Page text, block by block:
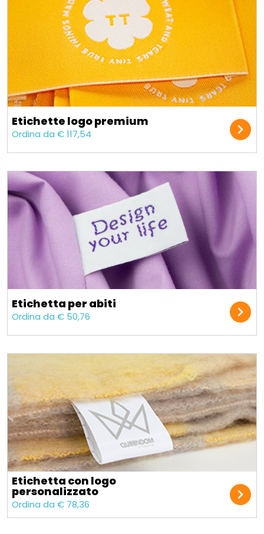
Etichette logo premium
Ordina da € 117,54
Etichetta per abiti
Ordina da € 50,76
Etichetta con logo
personalizzato
Ordina da € 78,36